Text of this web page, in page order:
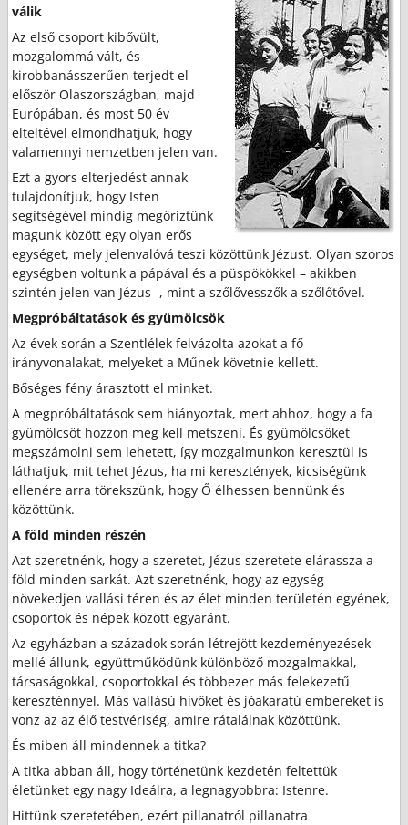
válik
Az első csoport kibővült,
mozgalommá vált, és
kirobbanásszerűen terjedt el
először Olaszországban, majd
Európában, és most 50 év
elteltével elmondhatjuk, hogy
valamennyi nemzetben jelen van.
Ezt a gyors elterjedést annak
tulajdonítjuk, hogy Isten
segítségével mindig megőriztünk
magunk között egy olyan erős
egységet, mely jelenvalóvá teszi közöttünk Jézust. Olyan szoros
egységben voltunk a pápával és a püspökökkel – akikben
szintén jelen van Jézus -, mint a szőlővesszők a szőlőtővel.
Megpróbáltatások és gyümölcsök
Az évek során a Szentlélek felvázolta azokat a fő
irányvonalakat, melyeket a Műnek követnie kellett.
Bőséges fény árasztott el minket.
A megpróbáltatások sem hiányoztak, mert ahhoz, hogy a fa
gyümölcsöt hozzon meg kell metszeni. És gyümölcsöket
megszámolni sem lehetett, így mozgalmunkon keresztül is
láthatjuk, mit tehet Jézus, ha mi keresztények, kicsiségünk
ellenére arra törekszünk, hogy Ő élhessen bennünk és
közöttünk.
A föld minden részén
Azt szeretnénk, hogy a szeretet, Jézus szeretete elárassza a
föld minden sarkát. Azt szeretnénk, hogy az egység
növekedjen vallási téren és az élet minden területén egyének,
csoportok és népek között egyaránt.
Az egyházban a századok során létrejött kezdeményezések
mellé állunk, együttműködünk különböző mozgalmakkal,
társaságokkal, csoportokkal és többezer más felekezetű
kereszténnyel. Más vallású hívőket és jóakaratú embereket is
vonz az az élő testvériség, amire rátalálnak közöttünk.
És miben áll mindennek a titka?
A titka abban áll, hogy történetünk kezdetén feltettük
életünket egy nagy Ideálra, a legnagyobbra: Istenre.
Hittünk szeretetében, ezért pillanatról pillanatra